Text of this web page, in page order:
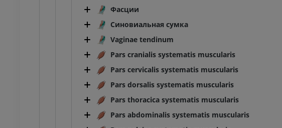
Фасции
Синовиальная сумка
Vaginae tendinum
Pars cranialis systematis muscularis
Pars cervicalis systematis muscularis
Pars dorsalis systematis muscularis
Pars thoracica systematis muscularis
Pars abdominalis systematis muscularis